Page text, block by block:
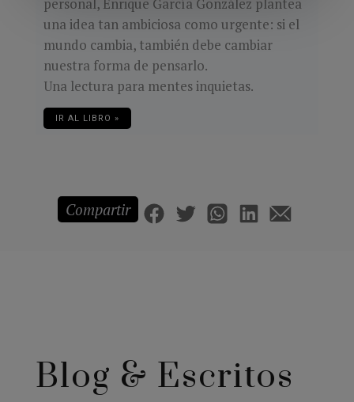
una idea tan ambiciosa como urgente: si el
mundo cambia, también debe cambiar
nuestra forma de pensarlo.
Una lectura para mentes inquietas.
IR AL LIBRO »
Compartir
Blog & Escritos